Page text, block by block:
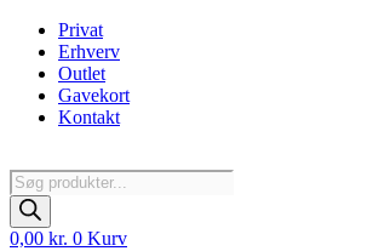
Videre
indhold
Privat
Erhverv
Outlet
Gavekort
Kontakt
Products
search
0,00 kr. 0 Kurv